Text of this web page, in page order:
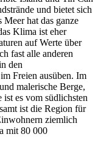
und bietet sich
hat das ganze
Klima ist eher
auf Werte über
fast alle anderen
den
Freien ausüben. Im
malerische Berge,
ist es vom südlichsten
ist die Region für
ziemlich
mit 80 000